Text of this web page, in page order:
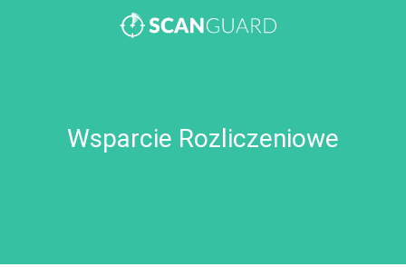
Wsparcie Rozliczeniowe
Chyba zapłaciłem za dużo?